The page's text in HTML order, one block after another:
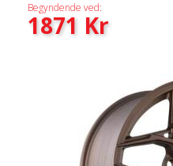
Begyndende ved:
1871 Kr